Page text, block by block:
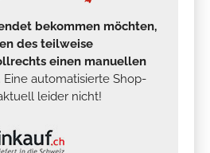
bekommen möchten,
des teilweise
einen manuellen
Eine automatisierte Shop-
leider nicht!